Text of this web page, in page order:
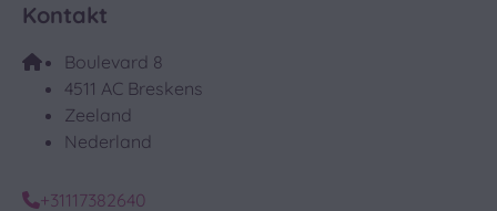
Kontakt
Boulevard 8
4511 AC Breskens
Zeeland
Nederland
+31117382640